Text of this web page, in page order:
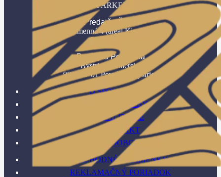
EURO PARKET s. r. o.
Predajňa Žilina
Kamenná 4 (areál Kinekus)
010 01 Žilina
Predajňa Považská
Bystrica Pionierska
982 017 01 Považská Bystrica
O SPOLOČNOSTI
NAŠE SLUŽBY
REALIZÁCIE
KONTAKT
VEĽKOOBCHOD
OBCHODNÉ PODMIENKY
REKLAMAČNÝ PORIADOK